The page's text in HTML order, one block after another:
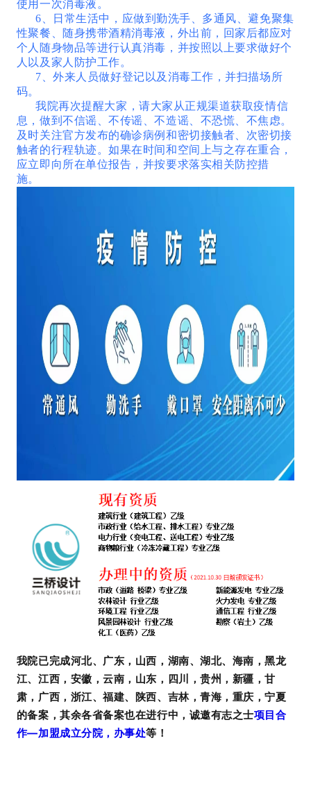
使用一次消毒液。
6、日常生活中，应做到勤洗手、多通风、避免聚集
性聚餐、随身携带酒精消毒液，外出前，回家后都应对
个人随身物品等进行认真消毒，并按照以上要求做好个
人以及家人防护工作。
7、外来人员做好登记以及消毒工作，并扫描场所
码。
我院再次提醒大家，请大家从正规渠道获取疫情信
息，做到不信谣、不传谣、不造谣、不恐慌、不焦虑。
及时关注官方发布的确诊病例和密切接触者、次密切接
触者的行程轨迹。如果在时间和空间上与之存在重合，
应立即向所在单位报告，并按要求落实相关防控措
施。
我院已完成河北、广东，山西，湖南、湖北、海南，黑龙
江、江西，安徽，云南，山东，四川，贵州，新疆，甘
肃，广西，浙江、福建、陕西、吉林，青海，重庆，宁夏
的备案，其余各省备案也在进行中，诚邀有志之士项目合
作—加盟成立分院，办事处等！